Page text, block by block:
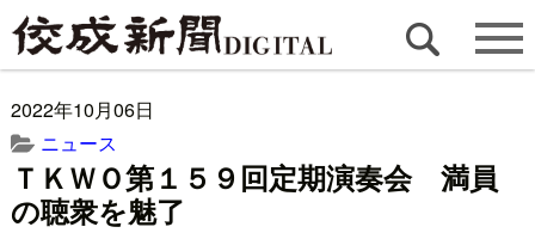
2022年10月06日
ニュース
ＴＫＷＯ第１５９回定期演奏会 満員
の聴衆を魅了